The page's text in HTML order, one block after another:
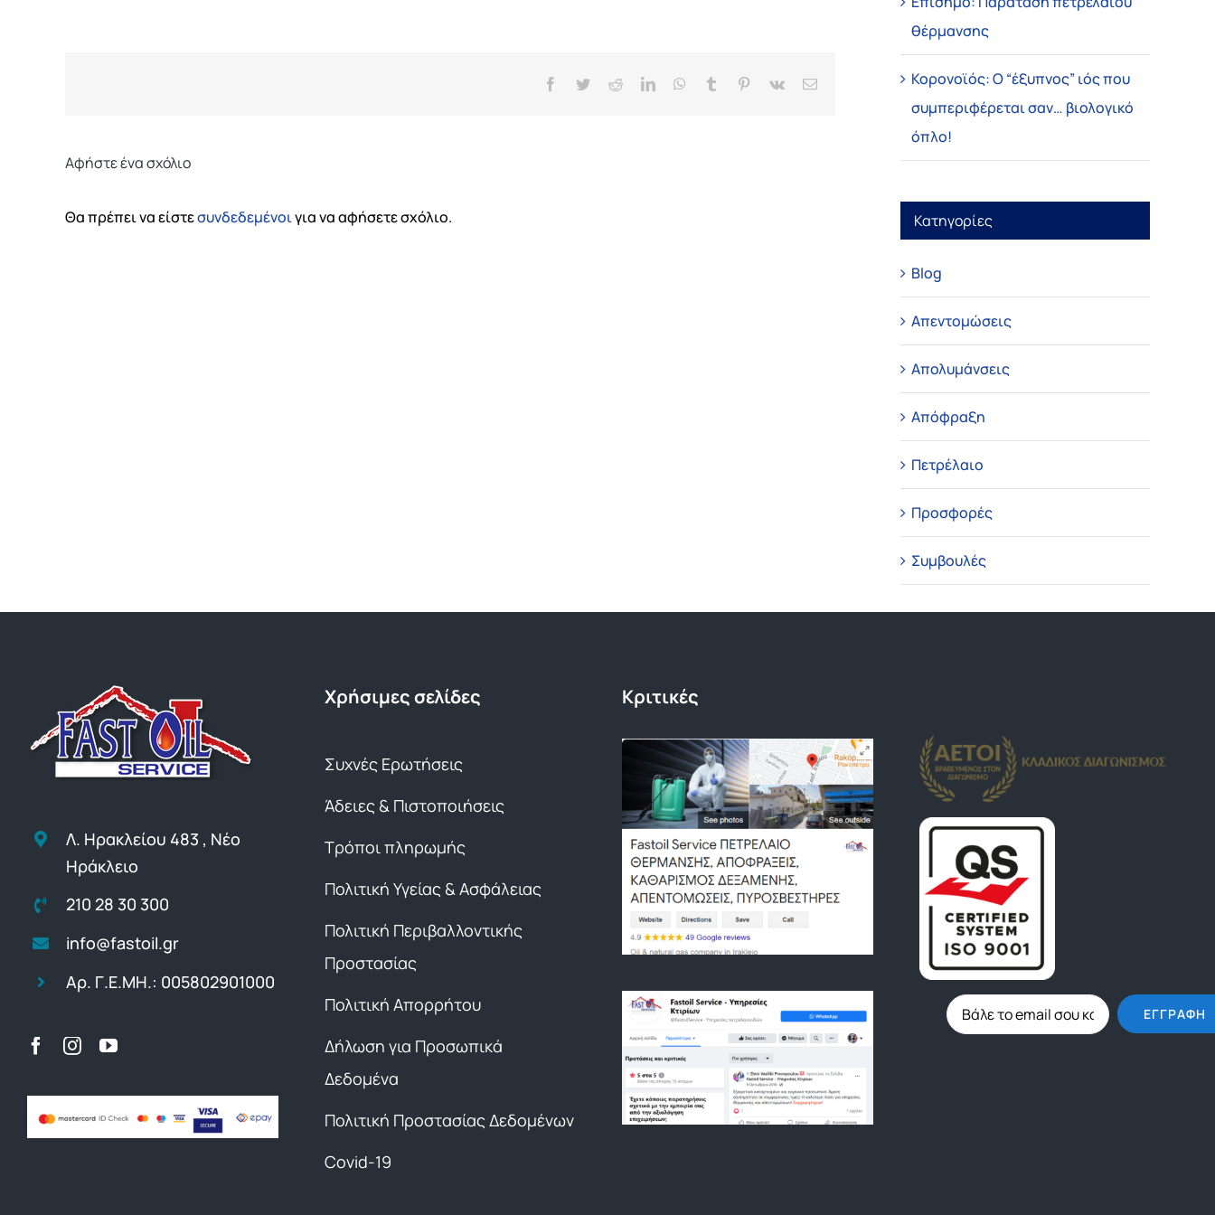
Facebook
TwitterRedditLinkedInWhatsApp
Tumblr Pinterest
Vk Email
Αφήστε ένα σχόλιο
Θα πρέπει να είστεσυνδεδεμένοιγια να αφήσετε σχόλιο.
θέρμανσης
Κορονοϊός: Ο “έξυπνος” ιός που
συμπεριφέρεται σαν… βιολογικό
όπλο!
Κατηγορίες
Blog
Απεντομώσεις
Απολυμάνσεις
Απόφραξη
Πετρέλαιο
Προσφορές
Συμβουλές
Λ. Ηρακλείου 483 , Νέο
Ηράκλειο
210 28 30 300
info@fastoil.gr
Αρ. Γ.Ε.ΜΗ.: 005802901000
Χρήσιμες σελίδες
Συχνές Ερωτήσεις
Άδειες & Πιστοποιήσεις
Τρόποι πληρωμής
Πολιτική Υγείας & Ασφάλειας
Πολιτική Περιβαλλοντικής
Προστασίας
Πολιτική Απορρήτου
Δήλωση για Προσωπικά
Δεδομένα
Πολιτική Προστασίας Δεδομένων
Covid-19
Κριτικές
ΕΓΓΡΑΦΉ